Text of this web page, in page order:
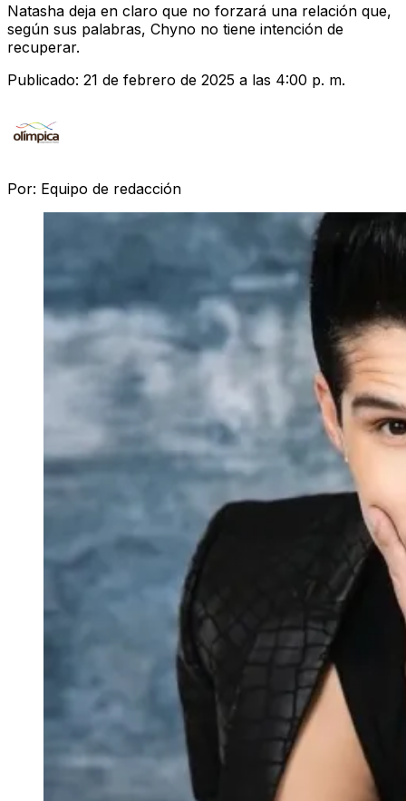
Natasha deja en claro que no forzará una relación que,
según sus palabras, Chyno no tiene intención de
recuperar.
Publicado: 21 de febrero de 2025 a las 4:00 p. m.
Por: Equipo de redacción